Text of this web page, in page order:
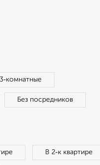
3‑комнатные
Без посредников
В 2‑к квартире